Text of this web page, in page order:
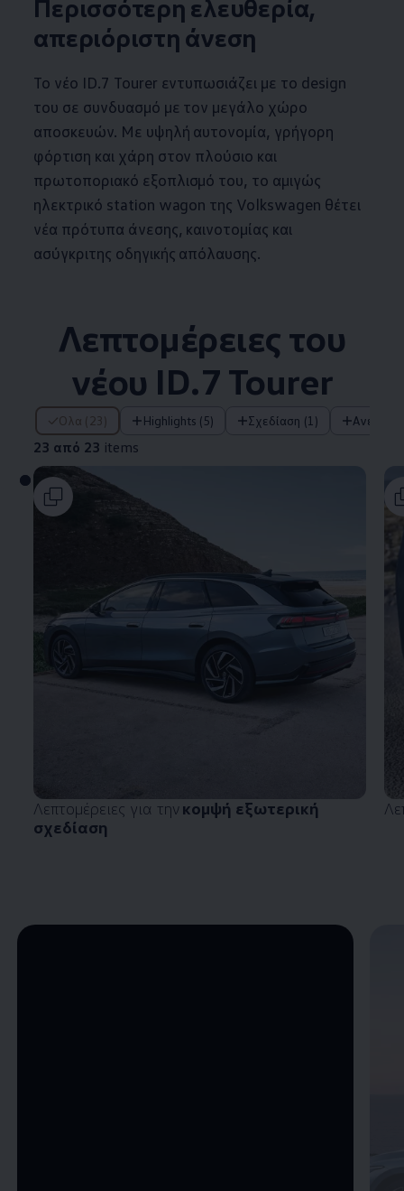
Περισσότερη ελευθερία,
απεριόριστη άνεση
Το νέο ID.7 Tourer εντυπωσιάζει με το design
του σε συνδυασμό με τον μεγάλο χώρο
αποσκευών. Με υψηλή αυτονομία, γρήγορη
φόρτιση και χάρη στον πλούσιο και
πρωτοποριακό εξοπλισμό του, το αμιγώς
ηλεκτρικό station wagon της Volkswagen θέτει
νέα πρότυπα άνεσης, καινοτομίας και
ασύγκριτης οδηγικής απόλαυσης.
Λεπτομέρειες του
νέου ID.7 Tourer
Όλα (23) Highlights (5) Σχεδίαση (1) Άνεση (2)
23 από 23 items
23 από 23 items
Λεπτομέρειες για τηνκομψή εξωτερική
σχεδίαση
Enable fullscreen mode